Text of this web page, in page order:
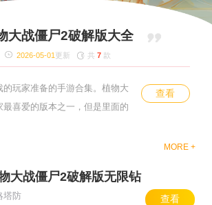
大战僵尸2破解版大全
2026-05-01 更新 共 7 款
版大全是小编专为那些喜欢植物
的玩家准备的手游合集。植物大
最喜爱的版本之一，但是里面的
方便大家进行挑选，这样大家就
查看
MORE +
大战僵尸2破解版无限钻
中文版
塔防
查看